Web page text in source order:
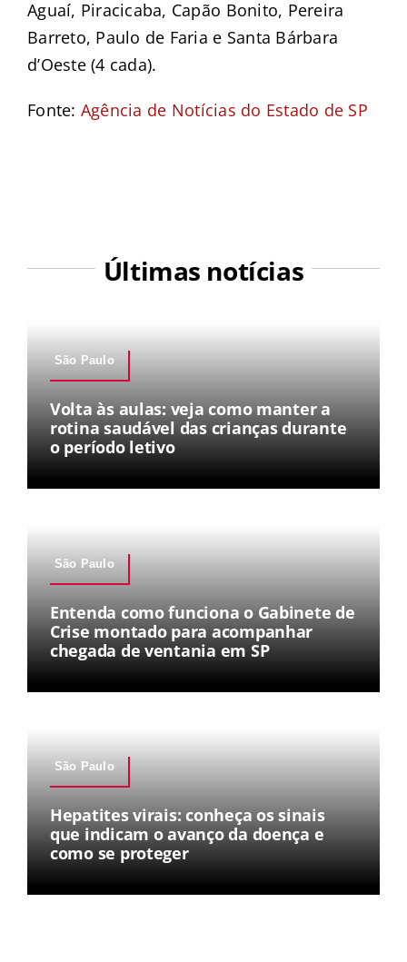
Aguaí, Piracicaba, Capão Bonito, Pereira
Barreto, Paulo de Faria e Santa Bárbara
d’Oeste (4 cada).
Fonte: Agência de Notícias do Estado de SP
Últimas notícias
São Paulo
Volta às aulas: veja como manter a
rotina saudável das crianças durante
o período letivo
São Paulo
Entenda como funciona o Gabinete de
Crise montado para acompanhar
chegada de ventania em SP
São Paulo
Hepatites virais: conheça os sinais
que indicam o avanço da doença e
como se proteger